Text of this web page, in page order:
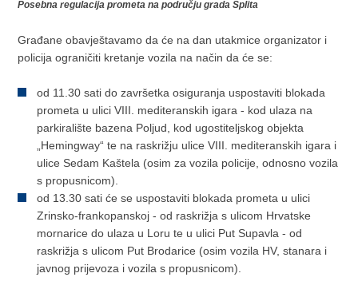
Posebna regulacija prometa na području grada Splita
Građane obavještavamo da će na dan utakmice organizator i
policija ograničiti kretanje vozila na način da će se:
od 11.30 sati do završetka osiguranja uspostaviti blokada
prometa u ulici VIII. mediteranskih igara - kod ulaza na
parkiralište bazena Poljud, kod ugostiteljskog objekta
„Hemingway“ te na raskrižju ulice VIII. mediteranskih igara i
ulice Sedam Kaštela (osim za vozila policije, odnosno vozila
s propusnicom).
od 13.30 sati će se uspostaviti blokada prometa u ulici
Zrinsko-frankopanskoj - od raskrižja s ulicom Hrvatske
mornarice do ulaza u Loru te u ulici Put Supavla - od
raskrižja s ulicom Put Brodarice (osim vozila HV, stanara i
javnog prijevoza i vozila s propusnicom).